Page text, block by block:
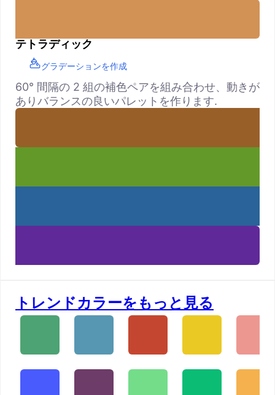
テトラディック
グラデーションを作成
60° 間隔の 2 組の補色ペアを組み合わせ、動きが
ありバランスの良いパレットを作ります.
トレンドカラーをもっと見る